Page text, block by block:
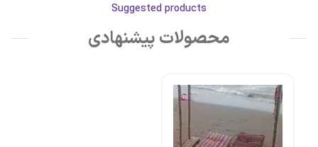
Suggested products
محصولات پیشنهادی